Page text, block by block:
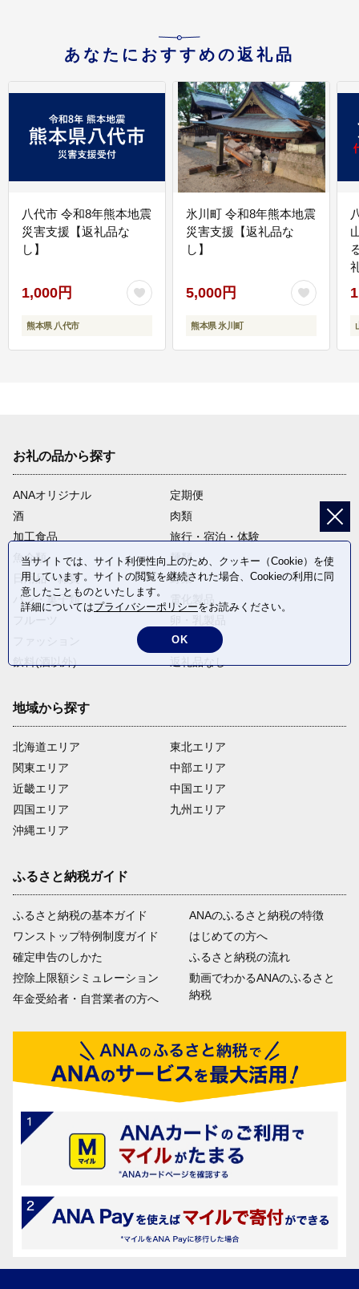
あなたにおすすめの返礼品
八代市 令和8年熊本地震
災害支援【返礼品な
し】
1,000円
熊本県 八代市
氷川町 令和8年熊本地震
災害支援【返礼品な
し】
5,000円
熊本県 氷川町
お礼の品から探す
ANAオリジナル
定期便
酒
肉類
加工食品
旅行・宿泊・体験
魚介類
麺類
日用品・雑貨
野菜
パン・菓子類
電化製品
米・穀物
飲料(酒以外)
返礼品なし
地域から探す
北海道エリア
関東エリア
近畿エリア
四国エリア
沖縄エリア
東北エリア
中部エリア
中国エリア
九州エリア
ふるさと納税ガイド
ふるさと納税の基本ガイド
ワンストップ特例制度ガイド
確定申告のしかた
控除上限額シミュレーション
年金受給者・自営業者の方へ
ANAのふるさと納税の特徴
はじめての方へ
ふるさと納税の流れ
動画でわかるANAのふるさと
納税
当サイトでは、サイト利便性向上のため、クッキー（Cookie）を使
用しています。サイトの閲覧を継続された場合、Cookieの利用に同
意したことものといたします。
詳細についてはプライバシーポリシーをお読みください。
OK